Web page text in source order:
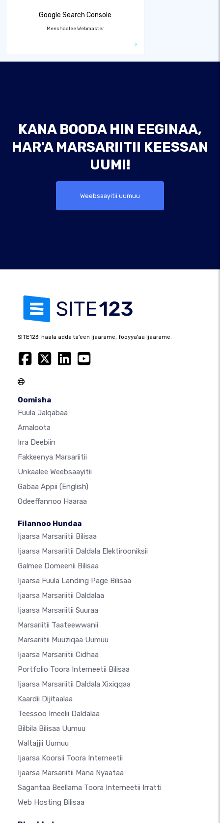
Google Search Console
Meeshaalee Webmaster
KANA BOODA HIN EEGINAA,
HAR'A MARSARIITII KEESSAN
UUMI!
Weebsaayitii uumuu
SITE123: haala adda ta'een ijaarame, fooyya'aa ijaarame.
Oomisha
Fuula Jalqabaa
Amaloota
Irra Deebiin
Fakkeenya Marsariitii
Unkaalee Weebsaayitii
Gabaa Appii (English)
Odeeffannoo Haaraa
Filannoo Hundaa
Ijaarsa Marsariitii Bilisaa
Ijaarsa Marsariitii Daldala Elektirooniksii
Galmee Domeenii Bilisaa
Ijaarsa Fuula Landing Page Bilisaa
Ijaarsa Marsariitii Daldalaa
Ijaarsa Marsariitii Suuraa
Marsariitii Taateewwanii
Marsariitii Muuziqaa Uumuu
Ijaarsa Marsariitii Cidhaa
Portfolio Toora Interneetii Bilisaa
Ijaarsa Marsariitii Daldala Xixiqqaa
Kaardii Dijitaalaa
Teessoo Imeelii Daldalaa
Bilbila Bilisaa Uumuu
Waltajjii Uumuu
Ijaarsa Koorsii Toora Interneetii
Ijaarsa Marsariitii Mana Nyaataa
Sagantaa Beellama Toora Interneetii Irratti
Web Hosting Bilisaa